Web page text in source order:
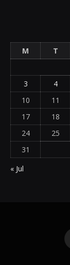
M
T
3
4
10
11
17
18
24
25
31
« Jul